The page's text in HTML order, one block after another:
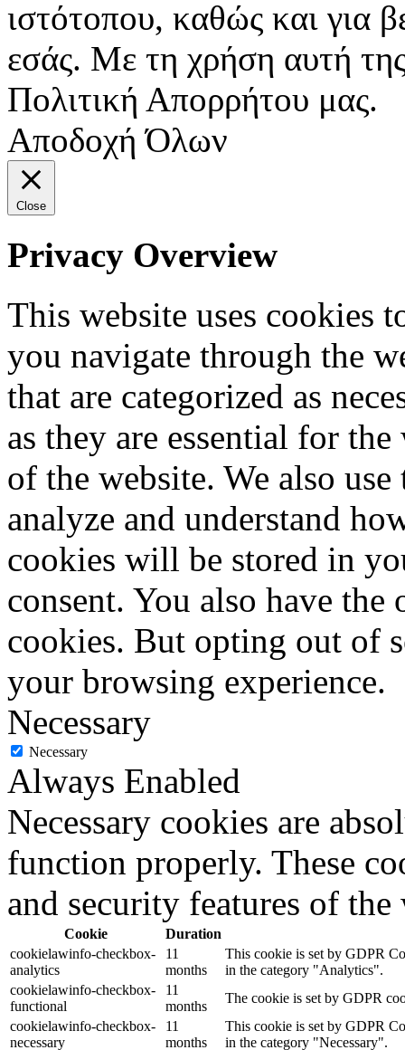
ιστότοπου, καθώς και για
εσάς. Με τη χρήση αυτή
Πολιτική Απορρήτου μας.
Αποδοχή Όλων
Close
Privacy Overview
This website uses cookies
you navigate through the
that are categorized as
as they are essential for
of the website. We also
analyze and understand
cookies will be stored in
consent. You also have
cookies. But opting out of
your browsing experience.
Necessary
Necessary
Always Enabled
Necessary cookies are
function properly. These
and security features of
Cookie
Duration
cookielawinfo-checkbox-
analytics
11
months
This cookie is set by GDPR
in the category "Analytics".
cookielawinfo-checkbox-
functional
11
months
The cookie is set by GDPR
cookielawinfo-checkbox-
necessary
11
months
This cookie is set by GDPR
in the category "Necessary".